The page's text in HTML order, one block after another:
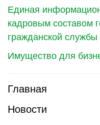
Единая
кадровым составом
гражданской
Имущество для
Главная
Новости